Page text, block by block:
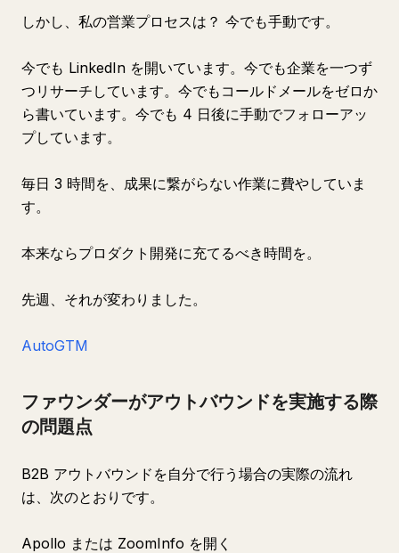
しかし、私の営業プロセスは？ 今でも手動です。
今でも LinkedIn を開いています。今でも企業を一つず
つリサーチしています。今でもコールドメールをゼロか
ら書いています。今でも 4 日後に手動でフォローアッ
プしています。
毎日 3 時間を、成果に繋がらない作業に費やしていま
す。
本来ならプロダクト開発に充てるべき時間を。
先週、それが変わりました。
AutoGTM
ファウンダーがアウトバウンドを実施する際
の問題点
B2B アウトバウンドを自分で行う場合の実際の流れ
は、次のとおりです。
Apollo または ZoomInfo を開く